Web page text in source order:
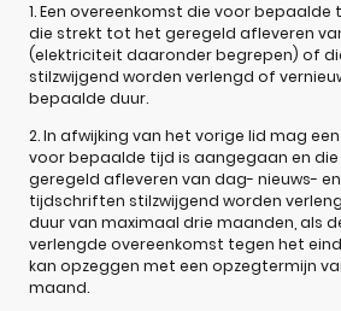
1. Een overeenkomst die voor
die strekt tot het geregeld afleveren
(elektriciteit daaronder begrepen) of
stilzwijgend worden verlengd of
bepaalde duur.
2. In afwijking van het vorige lid mag
voor bepaalde tijd is aangegaan en
geregeld afleveren van dag- nieuws-
tijdschriften stilzwijgend worden
duur van maximaal drie maanden, als
verlengde overeenkomst tegen het
kan opzeggen met een opzegtermijn
maand.